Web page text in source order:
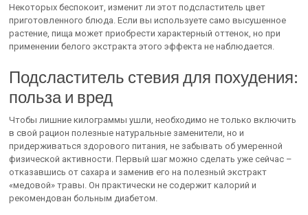
Некоторых беспокоит, изменит ли этот подсластитель цвет
приготовленного блюда. Если вы используете само высушенное
растение, пища может приобрести характерный оттенок, но при
применении белого экстракта этого эффекта не наблюдается.
Подсластитель стевия для похудения:
польза и вред
Чтобы лишние килограммы ушли, необходимо не только включить
в свой рацион полезные натуральные заменители, но и
придерживаться здорового питания, не забывать об умеренной
физической активности. Первый шаг можно сделать уже сейчас –
отказавшись от сахара и заменив его на полезный экстракт
«медовой» травы. Он практически не содержит калорий и
рекомендован больным диабетом.